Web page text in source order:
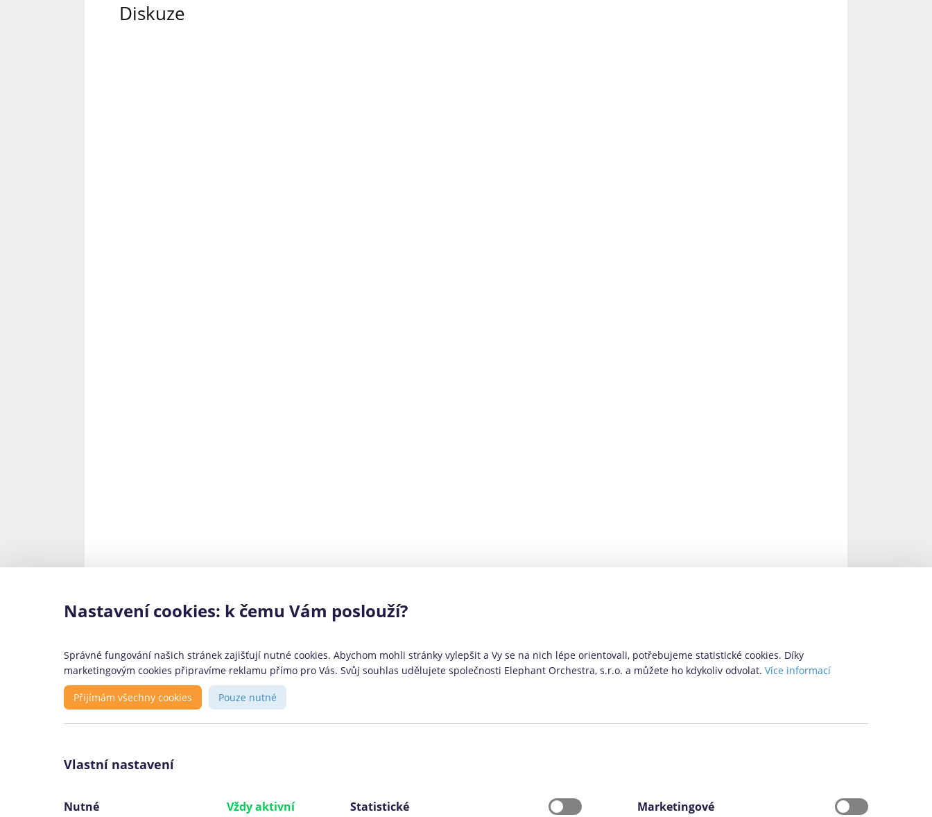
Diskuze
Nastavení cookies: k čemu Vám poslouží?
Správné fungování našich stránek zajišťují nutné cookies. Abychom mohli stránky vylepšit a Vy se na nich lépe orientovali, potřebujeme statistické cookies. Díky
marketingovým cookies připravíme reklamu přímo pro Vás. Svůj souhlas udělujete společnosti Elephant Orchestra, s.r.o. a můžete ho kdykoliv odvolat. Více informací
Přijímám všechny cookies Pouze nutné
Vlastní nastavení
Nutné Vždy aktivní Statistické Marketingové